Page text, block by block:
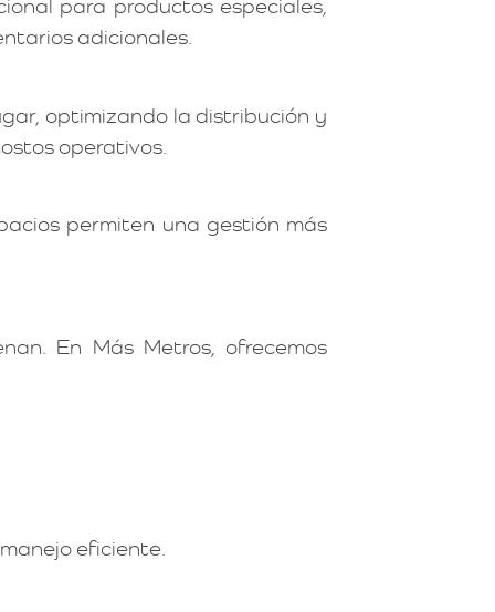
para productos especiales,
adicionales.
optimizando la distribución y
operativos.
permiten una gestión más
En Más Metros, ofrecemos
eficiente.